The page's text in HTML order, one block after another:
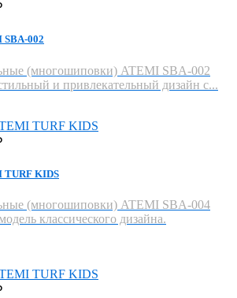
002
(многошиповки) ATEMI SBA-002
и привлекательный дизайн с...
KIDS
(многошиповки) ATEMI SBA-004
классического дизайна.